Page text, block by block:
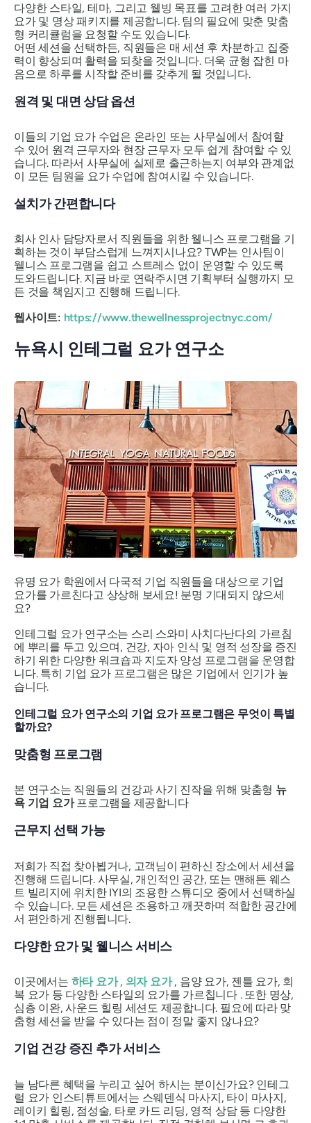
다양한 스타일, 테마, 그리고 웰빙 목표를 고려한 여러 가지
요가 및 명상 패키지를 제공합니다. 팀의 필요에 맞춘 맞춤
형 커리큘럼을 요청할 수도 있습니다.
어떤 세션을 선택하든, 직원들은 매 세션 후 차분하고 집중
력이 향상되며 활력을 되찾을 것입니다. 더욱 균형 잡힌 마
음으로 하루를 시작할 준비를 갖추게 될 것입니다.
원격 및 대면 상담 옵션
이들의 기업 요가 수업은 온라인 또는 사무실에서 참여할
수 있어 원격 근무자와 현장 근무자 모두 쉽게 참여할 수 있
습니다. 따라서 사무실에 실제로 출근하는지 여부와 관계없
이 모든 팀원을 요가 수업에 참여시킬 수 있습니다.
설치가 간편합니다
회사 인사 담당자로서 직원들을 위한 웰니스 프로그램을 기
획하는 것이 부담스럽게 느껴지시나요? TWP는 인사팀이
웰니스 프로그램을 쉽고 스트레스 없이 운영할 수 있도록
도와드립니다. 지금 바로 연락주시면 기획부터 실행까지 모
든 것을 책임지고 진행해 드립니다.
웹사이트: https://www.thewellnessprojectnyc.com/
뉴욕시 인테그럴 요가 연구소
유명 요가 학원에서 다국적 기업 직원들을 대상으로 기업
요가를 가르친다고 상상해 보세요! 분명 기대되지 않으세
요?
인테그럴 요가 연구소는 스리 스와미 사치다난다의 가르침
에 뿌리를 두고 있으며, 건강, 자아 인식 및 영적 성장을 증진
하기 위한 다양한 워크숍과 지도자 양성 프로그램을 운영합
니다. 특히 기업 요가 프로그램은 많은 기업에서 인기가 높
습니다.
인테그럴 요가 연구소의 기업 요가 프로그램은 무엇이 특별
할까요?
맞춤형 프로그램
본 연구소는 직원들의 건강과 사기 진작을 위해 맞춤형 뉴
욕 기업 요가프로그램을 제공합니다
근무지 선택 가능
저희가 직접 찾아뵙거나, 고객님이 편하신 장소에서 세션을
진행해 드립니다. 사무실, 개인적인 공간, 또는 맨해튼 웨스
트 빌리지에 위치한 IYI의 조용한 스튜디오 중에서 선택하실
수 있습니다. 모든 세션은 조용하고 깨끗하며 적합한 공간에
서 편안하게 진행됩니다.
다양한 요가 및 웰니스 서비스
이곳에서는 하타 요가, 의자 요가, 음양 요가, 젠틀 요가, 회
복 요가 등 다양한 스타일의 요가를 가르칩니다 . 또한 명상,
심층 이완, 사운드 힐링 세션도 제공합니다. 필요에 따라 맞
춤형 세션을 받을 수 있다는 점이 정말 좋지 않나요?
기업 건강 증진 추가 서비스
늘 남다른 혜택을 누리고 싶어 하시는 분이신가요? 인테그
럴 요가 인스티튜트에서는 스웨덴식 마사지, 타이 마사지,
레이키 힐링, 점성술, 타로 카드 리딩, 영적 상담 등 다양한